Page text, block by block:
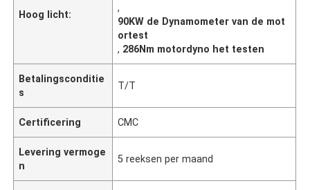
Hoog licht:
,
90KW de Dynamometer van de mot
ortest
, 286Nm motordyno het testen
Betalingsconditie
s
T/T
Certificering CMC
Levering vermoge
n
5 reeksen per maand